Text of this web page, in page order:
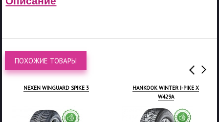
ПОХОЖИЕ ТОВАРЫ
NEXEN WINGUARD SPIKE 3
HANKOOK WINTER I-PIKE X
W429A